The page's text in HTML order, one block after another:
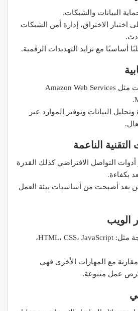
البيانات والشبكات.
اختبار الاختراق، إدارة أمن الشبكات
أساسيًا مع تزايد التهديدات الرقمية.
تشمل فهم خدمات مثل Amazon Web Services
البيانات وتوفير الموارد عبر
التواصل الافتراضي كذلك القدرة
بكفاءة.
بعد أصبحت من أساسيات بيئة العمل
تشمل لغات برمجة مثل: HTML، CSS، JavaScript،
مع المهارات الأخرى فهي
عمل متنوعة.